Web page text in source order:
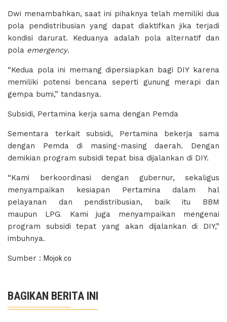
Dwi menambahkan, saat ini pihaknya telah memiliki dua
pola pendistribusian yang dapat diaktifkan jika terjadi
kondisi darurat. Keduanya adalah pola alternatif dan
pola emergency.
“Kedua pola ini memang dipersiapkan bagi DIY karena
memiliki potensi bencana seperti gunung merapi dan
gempa bumi,” tandasnya.
Subsidi, Pertamina kerja sama dengan Pemda
Sementara terkait subsidi, Pertamina bekerja sama
dengan Pemda di masing-masing daerah. Dengan
demikian program subsidi tepat bisa dijalankan di DIY.
“Kami berkoordinasi dengan gubernur, sekaligus
menyampaikan kesiapan Pertamina dalam hal
pelayanan dan pendistribusian, baik itu BBM
maupun LPG. Kami juga menyampaikan mengenai
program subsidi tepat yang akan dijalankan di DIY,”
imbuhnya.
Sumber : Mojok.co
BAGIKAN BERITA INI